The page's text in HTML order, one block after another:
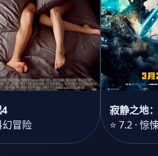
幻冒险
寂静之地
⭐ 7.2 · 惊